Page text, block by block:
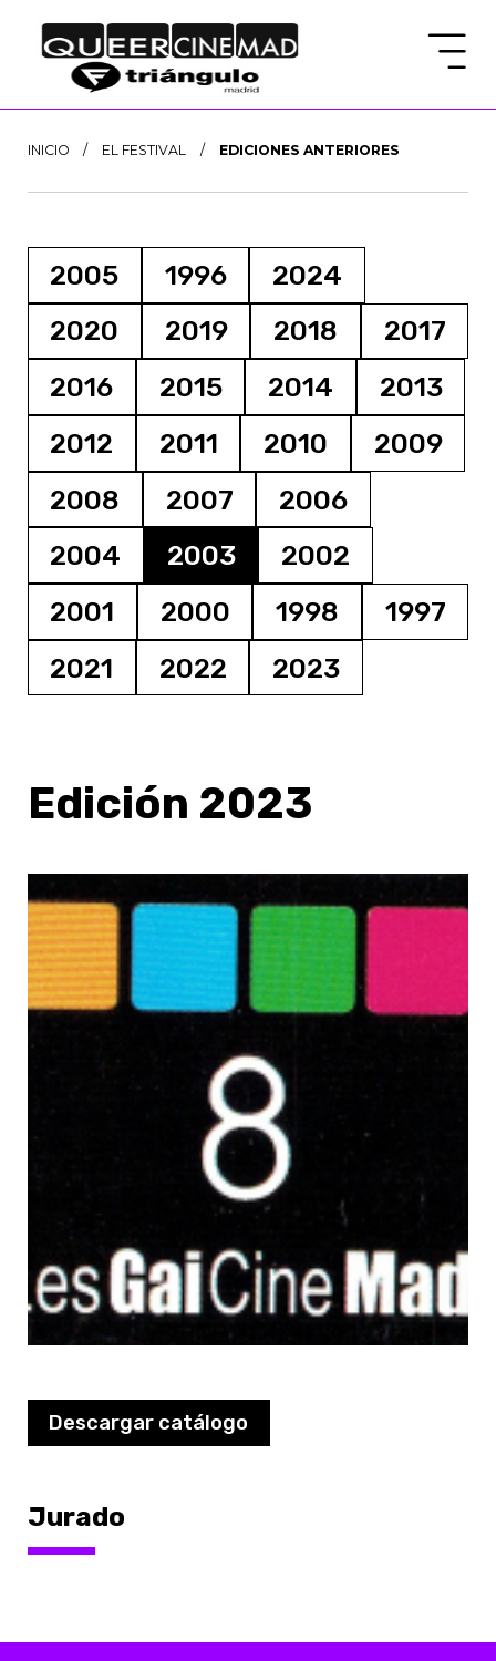
INICIO / EL FESTIVAL / EDICIONES ANTERIORES
2005 1996
2024
2020
2019 2018
2017
2016
2015 2014
2013
2012
2011 2010
2009
2008
2007
2006
2004
2003
2002
2001
2000 1998
1997
2021
2022 2023
Edición 2023
Descargar catálogo
Jurado